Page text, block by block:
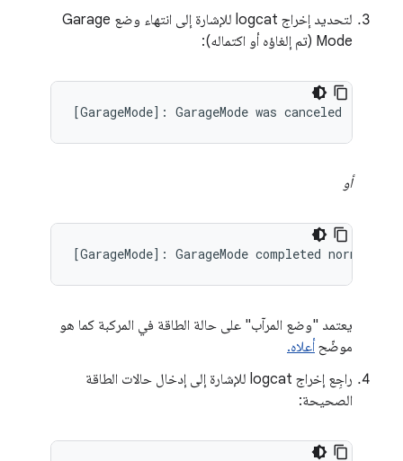
لتحديد إخراج logcat للإشارة إلى انتهاء وضع Garage
Mode (تم إلغاؤه أو اكتماله):
[GarageMode] : GarageMode was canceled
أو
[GarageMode] : GarageMode completed normally
يعتمد "وضع المرآب" على حالة الطاقة في المركبة كما هو
موضّحأعلاه.
راجِع إخراج logcat للإشارة إلى إدخال حالات الطاقة
الصحيحة: